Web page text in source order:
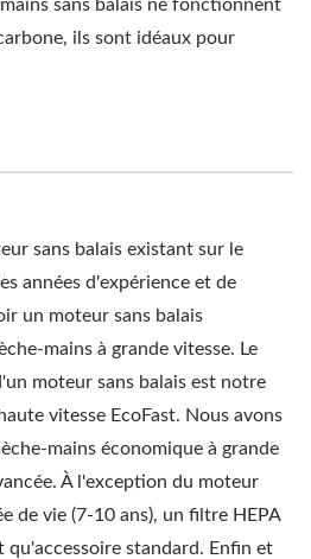
sans balais ne fonctionnent
ils sont idéaux pour
sans balais existant sur le
années d'expérience et de
un moteur sans balais
mains à grande vitesse. Le
moteur sans balais est notre
vitesse EcoFast. Nous avons
mains économique à grande
À l'exception du moteur
de vie (7-10 ans), un filtre HEPA
standard. Enfin et